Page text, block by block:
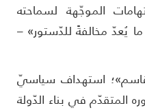
الموجّهة لسماحته
مخالفةً للدّستور» –
استهداف سياسيّ
في بناء الدّولة